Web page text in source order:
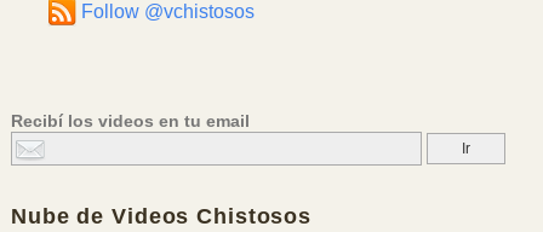
Follow @vchistosos
Recibí los videos en tu email
Nube deVideos Chistosos